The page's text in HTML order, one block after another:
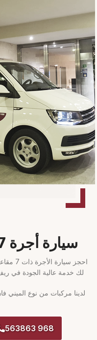
سيارة أجرة 7 مقاعد إلى قرطاجنة
لك خدمة عالية الجودة في
لدينا مركبات من نوع الميني
968 563863